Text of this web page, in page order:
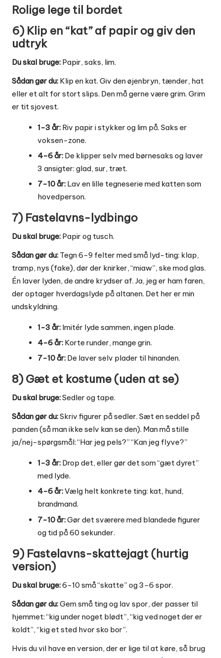
Rolige lege til bordet
6) Klip en “kat” af papir og giv den
udtryk
Du skal bruge: Papir, saks, lim.
Sådan gør du: Klip en kat. Giv den øjenbryn, tænder, hat
eller et alt for stort slips. Den må gerne være grim. Grim
er tit sjovest.
1-3 år: Riv papir i stykker og lim på. Saks er
voksen-zone.
4-6 år: De klipper selv med børnesaks og laver
3 ansigter: glad, sur, træt.
7-10 år: Lav en lille tegneserie med katten som
hovedperson.
7) Fastelavns-lydbingo
Du skal bruge: Papir og tusch.
Sådan gør du: Tegn 6-9 felter med små lyd-ting: klap,
tramp, nys (fake), dør der knirker, “miaw”, ske mod glas.
Én laver lyden, de andre krydser af. Ja, jeg er ham faren,
der optager hverdagslyde på altanen. Det her er min
undskyldning.
1-3 år: Imitér lyde sammen, ingen plade.
4-6 år: Korte runder, mange grin.
7-10 år: De laver selv plader til hinanden.
8) Gæt et kostume (uden at se)
Du skal bruge:Sedler og tape.
Sådan gør du:Skriv figurer på sedler. Sæt en seddel på
panden (så man ikke selv kan se den). Man må stille
ja/nej-spørgsmål: “Har jeg pels?” “Kan jeg flyve?”
1-3 år: Drop det, eller gør det som “gæt dyret”
med lyde.
4-6 år:Vælg helt konkrete ting: kat, hund,
brandmand.
7-10 år:Gør det sværere med blandede figurer
og tid på 60 sekunder.
9) Fastelavns-skattejagt (hurtig
version)
Du skal bruge:6-10 små “skatte” og 3-6 spor.
Sådan gør du:Gem små ting og lav spor, der passer til
hjemmet: “kig under noget blødt”, “kig ved noget der er
koldt”, “kig et sted hvor sko bor”.
Hvis du vil have en version, der er lige til at køre, så brug